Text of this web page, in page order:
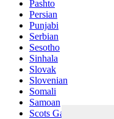
Pashto
Persian
Punjabi
Serbian
Sesotho
Sinhala
Slovak
Slovenian
Somali
Samoan
Scots Gaelic